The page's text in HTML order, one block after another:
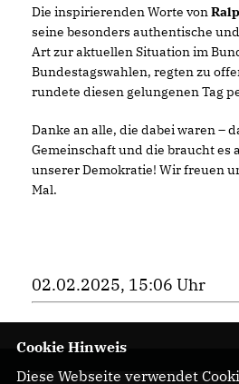
Die inspirierenden Worte von
seine besonders authentische
Art zur aktuellen Situation im
Bundestagswahlen, regten zu
rundete diesen gelungenen Tag
Danke an alle, die dabei waren –
Gemeinschaft und die braucht es
unserer Demokratie! Wir freuen
Mal.
02.02.2025, 15:06 Uhr
Cookie Hinweis
Diese Webseite verwendet